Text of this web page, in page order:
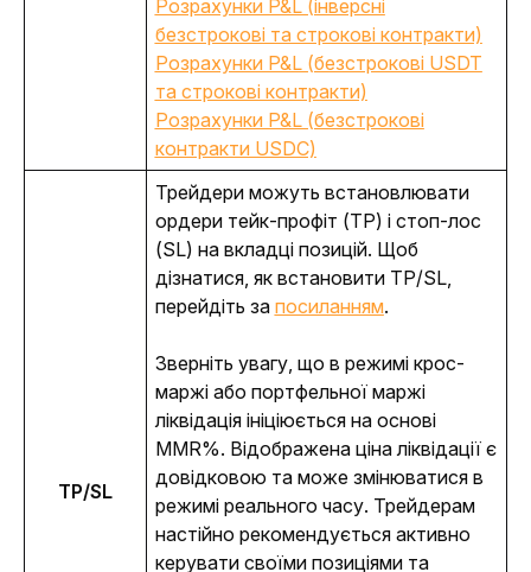
Розрахунки P&L (інверсні
безстрокові та строкові контракти)
Розрахунки P&L (безстрокові USDT
та строкові контракти)
Розрахунки P&L (безстрокові
контракти USDC)
TP/SL
Трейдери можуть встановлювати
ордери тейк-профіт (TP) і стоп-лос
(SL) на вкладці позицій. Щоб
дізнатися, як встановити TP/SL,
перейдіть за посиланням.
Зверніть увагу, що в режимі крос-
маржі або портфельної маржі
ліквідація ініціюється на основі
MMR%. Відображена ціна ліквідації є
довідковою та може змінюватися в
режимі реального часу. Трейдерам
настійно рекомендується активно
керувати своїми позиціями та